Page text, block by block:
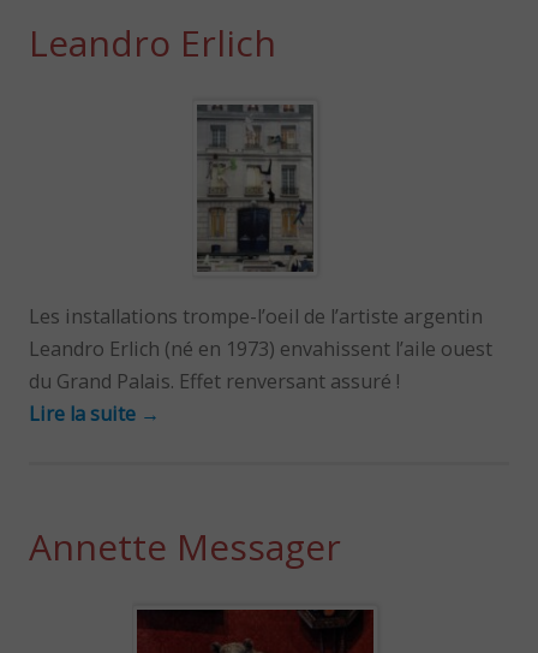
Leandro Erlich
Les installations trompe-l’oeil de l’artiste argentin
Leandro Erlich (né en 1973) envahissent l’aile ouest
du Grand Palais. Effet renversant assuré !
Lire la suite →
Annette Messager